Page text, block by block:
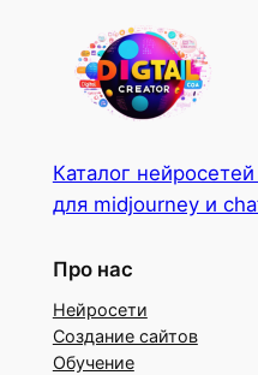
Каталог
для midjourney и
Про нас
Нейросети
Создание сайтов
Обучение